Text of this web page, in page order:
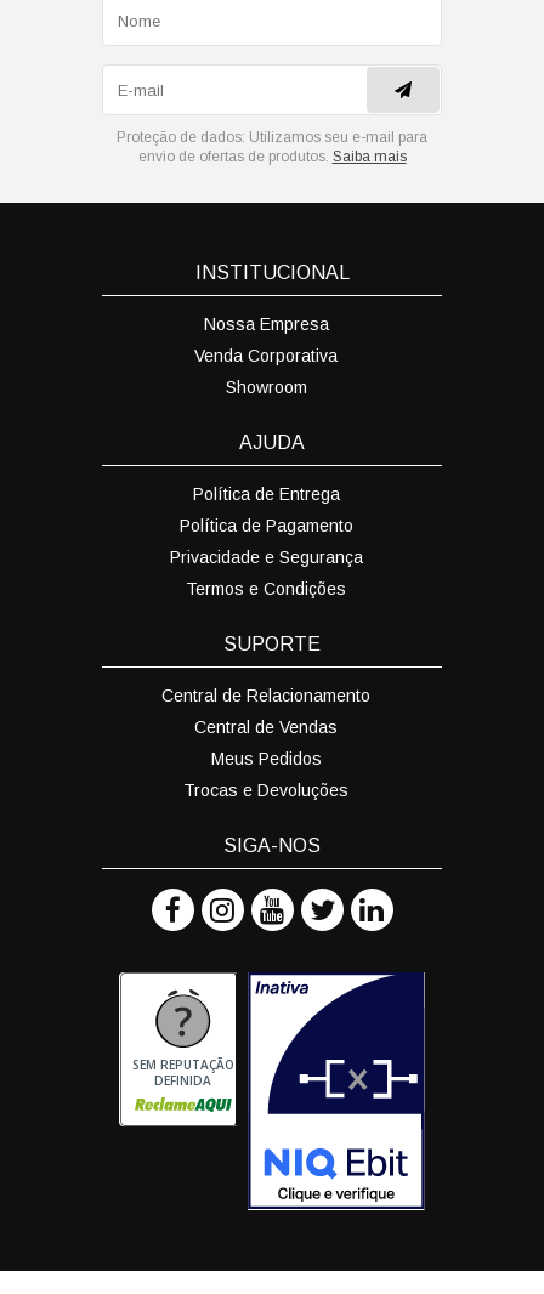
Proteção de dados: Utilizamos seu e-mail para
envio de ofertas de produtos. Saiba mais
INSTITUCIONAL
Nossa Empresa
Venda Corporativa
Showroom
AJUDA
Política de Entrega
Política de Pagamento
Privacidade e Segurança
Termos e Condições
SUPORTE
Central de Relacionamento
Central de Vendas
Meus Pedidos
Trocas e Devoluções
SIGA-NOS
SEM REPUTAÇÃO
DEFINIDA